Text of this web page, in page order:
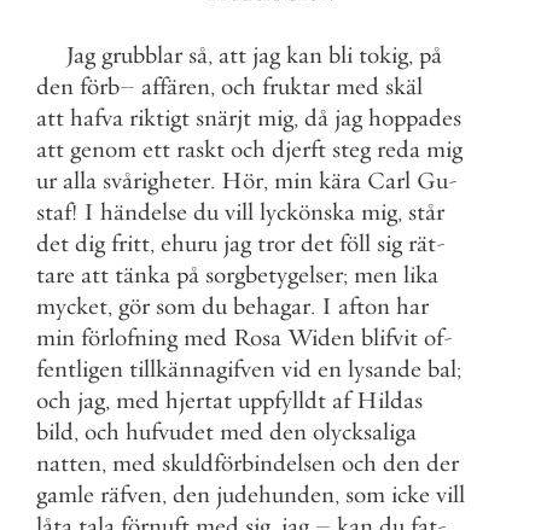
Jag grubblar så, att jag kan bli tokig, på
den förb– affären, och fruktar med skäl
att hafva riktigt snärjt mig, då jag hoppades
att genom ett raskt och djerft steg reda mig
ur alla svårigheter. Hör, min kära Carl Gu-
staf! I händelse du vill lyckönska mig, står
det dig fritt, ehuru jag tror det föll sig rät-
tare att tänka på sorgbetygelser; men lika
mycket, gör som du behagar. I afton har
min förlofning med Rosa Widen blifvit of-
fentligen tillkännagifven vid en lysande bal;
och jag, med hjertat uppfylldt af Hildas
bild, och hufvudet med den olycksaliga
natten, med skuldförbindelsen och den der
gamle räfven, den judehunden, som icke vill